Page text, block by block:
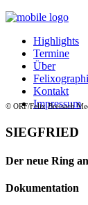
Highlights
Termine
Über
Kontakt
Impressum
© ORF/Felix Breisach
SIEGFRIED
Der neue Ring
Dokumentation